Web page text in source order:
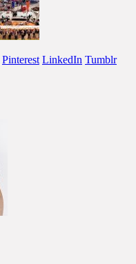
Pinterest LinkedIn Tumblr